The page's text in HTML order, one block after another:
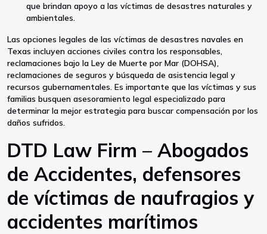
que brindan apoyo a las víctimas de desastres naturales y
ambientales.
Las opciones legales de las víctimas de desastres navales en
Texas incluyen acciones civiles contra los responsables,
reclamaciones bajo la Ley de Muerte por Mar (DOHSA),
reclamaciones de seguros y búsqueda de asistencia legal y
recursos gubernamentales. Es importante que las víctimas y sus
familias busquen asesoramiento legal especializado para
determinar la mejor estrategia para buscar compensación por los
daños sufridos.
DTD Law Firm – Abogados
de Accidentes, defensores
de víctimas de naufragios y
accidentes marítimos